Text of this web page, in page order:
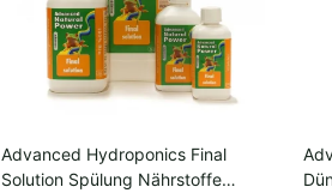
Advanced Hydroponics Final
Solution Spülung Nährstoffe